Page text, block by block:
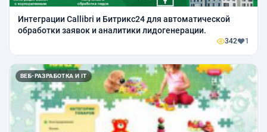
Интеграции Callibri и Битрикс24 для автоматической
обработки заявок и аналитики лидогенерации.
342 1
ВЕБ-РАЗРАБОТКА И IT